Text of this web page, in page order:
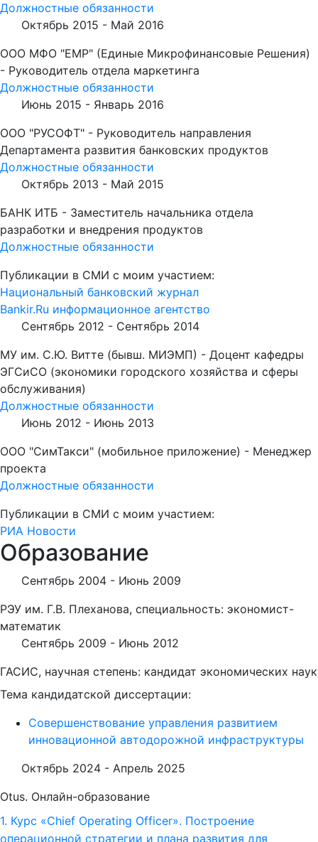
Должностные обязанности
Октябрь 2015 - Май 2016
ООО МФО "ЕМР" (Единые Микрофинансовые Решения)
- Руководитель отдела маркетинга
Должностные обязанности
Июнь 2015 - Январь 2016
ООО "РУСОФТ" - Руководитель направления
Департамента развития банковских продуктов
Должностные обязанности
Октябрь 2013 - Май 2015
БАНК ИТБ - Заместитель начальника отдела
разработки и внедрения продуктов
Должностные обязанности
Публикации в СМИ с моим участием:
Национальный банковский журнал
Bankir.Ru информационное агентство
Сентябрь 2012 - Сентябрь 2014
МУ им. С.Ю. Витте (бывш. МИЭМП) - Доцент кафедры
ЭГСиСО (экономики городского хозяйства и сферы
обслуживания)
Должностные обязанности
Июнь 2012 - Июнь 2013
ООО "СимТакси" (мобильное приложение) - Менеджер
проекта
Должностные обязанности
Публикации в СМИ с моим участием:
РИА Новости
Образование
Сентябрь 2004 - Июнь 2009
РЭУ им. Г.В. Плеханова, специальность: экономист-
математик
Сентябрь 2009 - Июнь 2012
ГАСИС, научная степень: кандидат экономических наук
Тема кандидатской диссертации:
Совершенствование управления развитием
инновационной автодорожной инфраструктуры
Октябрь 2024 - Апрель 2025
Otus. Онлайн-образование
1. Курс «Chief Operating Officer». Построение
операционной стратегии и плана развития для